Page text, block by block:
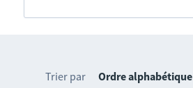
Trier par Ordre alphabétique